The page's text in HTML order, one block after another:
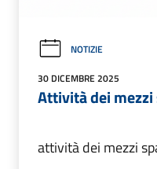
NOTIZIE
30 DICEMBRE 2025
Attività dei
attività dei mezzi